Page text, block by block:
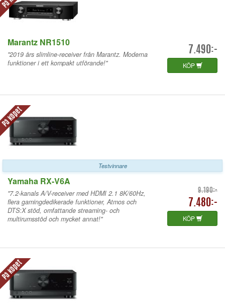
Marantz NR1510
7.490:-
KÖP
"2019 års slimline-receiver från Marantz. Moderna
funktioner i ett kompakt utförande!"
På köpet
Testvinnare
Yamaha RX-V6A
9.190:-
7.480:-
KÖP
"7.2-kanals A/V-receiver med HDMI 2.1 8K/60Hz,
flera gamingdedikerade funktioner, Atmos och
DTS:X stöd, omfattande streaming- och
multirumsstöd och mycket annat!"
På köpet